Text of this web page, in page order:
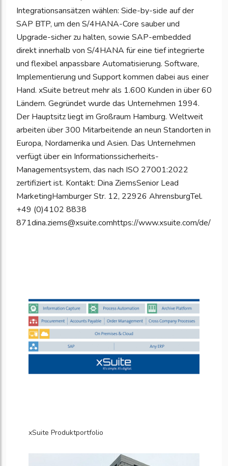
Integrationsansätzen wählen: Side-by-side auf der
SAP BTP, um den S/4HANA-Core sauber und
Upgrade-sicher zu halten, sowie SAP-embedded
direkt innerhalb von S/4HANA für eine tief integrierte
und flexibel anpassbare Automatisierung. Software,
Implementierung und Support kommen dabei aus einer
Hand. xSuite betreut mehr als 1.600 Kunden in über 60
Ländern. Gegründet wurde das Unternehmen 1994.
Der Hauptsitz liegt im Großraum Hamburg. Weltweit
arbeiten über 300 Mitarbeitende an neun Standorten in
Europa, Nordamerika und Asien. Das Unternehmen
verfügt über ein Informationssicherheits-
Managementsystem, das nach ISO 27001:2022
zertifiziert ist. Kontakt: Dina ZiemsSenior Lead
MarketingHamburger Str. 12, 22926 AhrensburgTel.
+49 (0)4102 8838
871dina.ziems@xsuite.comhttps://www.xsuite.com/de/
xSuite Produktportfolio